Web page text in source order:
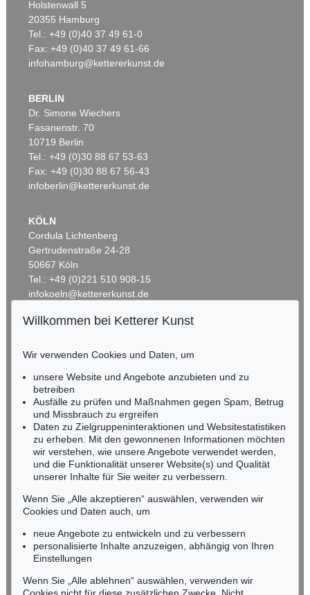
Auktion 606 - Lot 65
LYONEL FEININGER
Hulks, 1923
Ergebnis:€ 567.600
Auktion 606 - Lot 2
Ergebnis:€ 490.200
Auktion 428 - Lot 255
The Baltic (V-Cloud), 1946
Ergebnis:€ 475.000
Holstenwall 5
20355 Hamburg
Tel.: +49 (0)40 37 49 61-0
Fax: +49 (0)40 37 49 61-66
infohamburg@kettererkunst.de
BERLIN
Dr. Simone Wiechers
Fasanenstr. 70
10719 Berlin
Tel.: +49 (0)30 88 67 53-63
Fax: +49 (0)30 88 67 56-43
infoberlin@kettererkunst.de
KÖLN
Cordula Lichtenberg
Gertrudenstraße 24-28
50667 Köln
Tel.: +49 (0)221 510 908-15
infokoeln@kettererkunst.de
RHEINLAND-PFALZ
Miriam Heß
Tel.: +49 (0)62 21 58 80-038
Fax: +49 (0)62 21 58 80-595
infoheidelberg@kettererkunst.de
NORDDEUTSCHLAND
Nico Kassel, M.A.
Tel.: +49 (0)89 55244-164
Mobil: +49 (0)171 8618661
n.kassel@kettererkunst.de
Keine Auktion mehr verpassen!
Wir informieren Sie rechtzeitig.
Willkommen bei Ketterer Kunst
Wir verwenden Cookies und Daten, um
unsere Website und Angebote anzubieten und zu
betreiben
Ausfälle zu prüfen und Maßnahmen gegen Spam, Betrug
und Missbrauch zu ergreifen
Daten zu Zielgruppeninteraktionen und Websitestatistiken
zu erheben. Mit den gewonnenen Informationen möchten
wir verstehen, wie unsere Angebote verwendet werden,
und die Funktionalität unserer Website(s) und Qualität
unserer Inhalte für Sie weiter zu verbessern.
Wenn Sie „Alle akzeptieren“ auswählen, verwenden wir
Cookies und Daten auch, um
neue Angebote zu entwickeln und zu verbessern
personalisierte Inhalte anzuzeigen, abhängig von Ihren
Einstellungen
Wenn Sie „Alle ablehnen“ auswählen, verwenden wir